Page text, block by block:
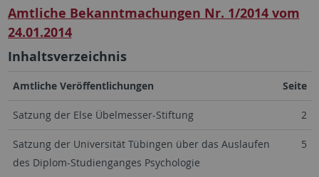
Amtliche Bekanntmachungen Nr. 1/2014 vom
24.01.2014
Inhaltsverzeichnis
Amtliche Veröffentlichungen Seite
Satzung der Else Übelmesser-Stiftung 2
Satzung der Universität Tübingen über das Auslaufen
des Diplom-Studienganges Psychologie
5